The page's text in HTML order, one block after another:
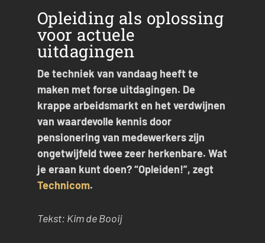
Opleiding als oplossing
voor actuele
uitdagingen
De techniek van vandaag heeft te
maken met forse uitdagingen. De
krappe arbeidsmarkt en het verdwijnen
van waardevolle kennis door
pensionering van medewerkers zijn
ongetwijfeld twee zeer herkenbare. Wat
je eraan kunt doen? “Opleiden!”, zegt
Technicom.
Tekst: Kim de Booij